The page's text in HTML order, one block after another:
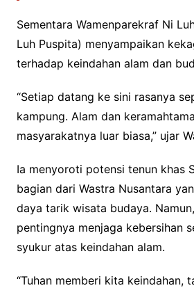
Sementara Wamenparekraf Ni
Luh Puspita) menyampaikan
terhadap keindahan alam dan
“Setiap datang ke sini rasanya
kampung. Alam dan
masyarakatnya luar biasa,” ujar
Ia menyoroti potensi tenun khas
bagian dari Wastra Nusantara
daya tarik wisata budaya.
pentingnya menjaga kebersihan
syukur atas keindahan alam.
“Tuhan memberi kita keindahan,